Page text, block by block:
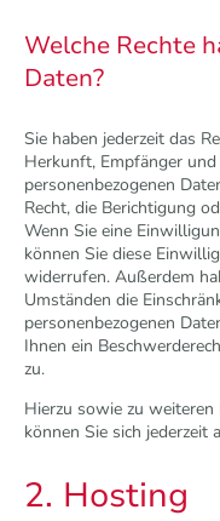
Welche Rechte
Daten?
Sie haben jederzeit das
Herkunft, Empfänger
personenbezogenen
Recht, die Berichtigung
Wenn Sie eine
können Sie diese
widerrufen. Außerdem
Umständen die
personenbezogenen
Ihnen ein
zu.
Hierzu sowie zu weiteren
können Sie sich jederzeit
2. Hosting